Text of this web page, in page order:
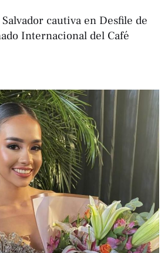
Salvador cautiva en Desfile de
Internacional del Café